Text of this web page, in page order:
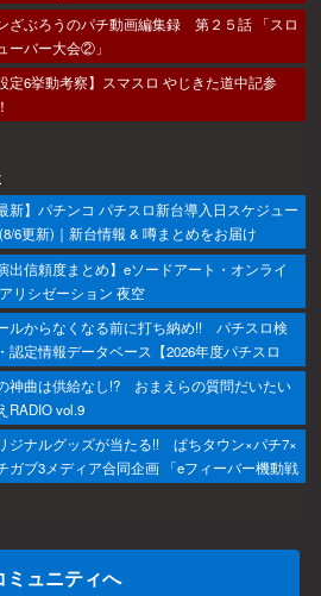
ざぶろうのパチ動画編集録 第２５話 「スロ
ーバー大会②」
設定6挙動考察】スマスロ やじきた道中記参
最新】パチンコ パチスロ新台導入日スケジュー
6更新)｜新台情報 & 噂まとめをお届け
演出信頼度まとめ】eソードアート・オンライ
リシゼーション 夜空
ルからなくなる前に打ち納め!! パチスロ検
認定情報データベース【2026年度パチスロ
神曲は供給なし!? おまえらの質問だいたい
RADIO vol.9
ジナルグッズが当たる!! ぱちタウン×パチ7×
ガブ3メディア合同企画 「eフィーバー機動戦
ミュニティへ